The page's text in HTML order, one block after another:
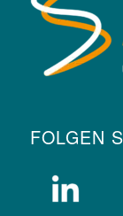
FOLGEN